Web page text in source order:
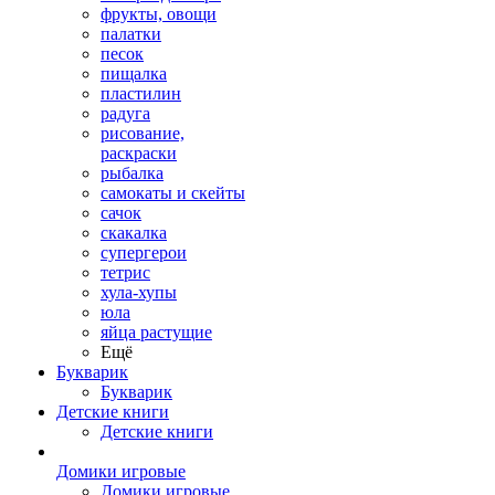
фрукты, овощи
палатки
песок
пищалка
пластилин
радуга
рисование,
раскраски
рыбалка
самокаты и скейты
сачок
скакалка
супергерои
тетрис
хула-хупы
юла
яйца растущие
Ещё
Букварик
Букварик
Детские книги
Детские книги
Домики игровые
Домики игровые